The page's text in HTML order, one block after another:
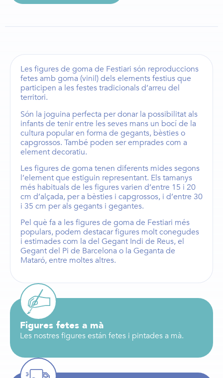
Lesfigures de goma de Festiari són reproduccions
fetes amb goma (vinil) dels elements festius que
participen a les festes tradicionals d’arreu del
territori.
Són la joguina perfecta per donar la possibilitat als
infants de tenir entre les seves mans un bocí de la
cultura popular en forma de gegants, bèstieso
capgrossos. També poden ser emprades com a
element decoratiu.
Lesfigures de goma tenen diferents mides segons
l’element que estiguin representant. Elstamanys
més habituals de les figuresvarien d’entre 15 i 20
cm d’alçada, per a bèsties i capgrossos, i d’entre 30
i 35 cm per alsgegants i gegantes.
Pel què fa a les figures de goma de Festiari més
populars, podem destacar figures molt conegudes
i estimades com la del Gegant Indi de Reus, el
Gegant del Pi de Barcelona o la Geganta de
Mataró, entre moltes altres.
Figures fetes a mà
Les nostres figures están fetes i pintades a mà.